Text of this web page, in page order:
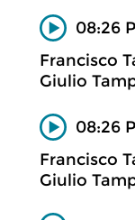
08:26
Francisco
Giulio
08:26
Francisco
Giulio